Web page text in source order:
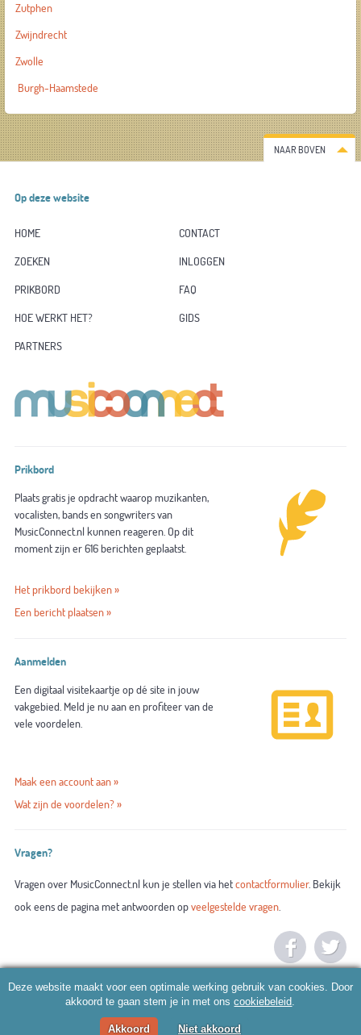
Zutphen
Zwijndrecht
Zwolle
Burgh-Haamstede
NAAR BOVEN
Op deze website
HOME
CONTACT
ZOEKEN
INLOGGEN
PRIKBORD
FAQ
HOE WERKT HET?
GIDS
PARTNERS
Prikbord
Plaats gratis je opdracht waarop muzikanten,
vocalisten, bands en songwriters van
MusicConnect.nl kunnen reageren. Op dit
moment zijn er 616 berichten geplaatst.
Het prikbord bekijken »
Een bericht plaatsen »
Aanmelden
Een digitaal visitekaartje op dé site in jouw
vakgebied. Meld je nu aan en profiteer van de
vele voordelen.
Maak een account aan »
Wat zijn de voordelen? »
Vragen?
Vragen over MusicConnect.nl kun je stellen via hetcontactformulier. Bekijk
ook eens de pagina met antwoorden opveelgestelde vragen.
Deze website maakt voor een optimale werking gebruik van cookies. Door
akkoord te gaan stem je in met onscookiebeleid.
Akkoord Niet akkoord